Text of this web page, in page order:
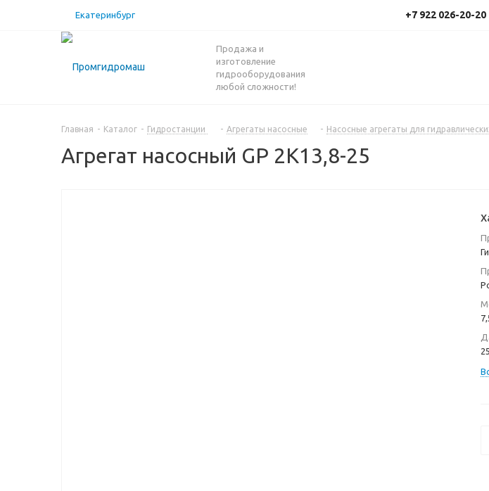
Екатеринбург +7 922 026-20-20
Продажа и
изготовление
гидрооборудования
любой сложности!
Главная - Каталог - Гидростанции - Агрегаты насосные - Насосные агрегаты для
Агрегат насосный GP 2K13,8-25
25